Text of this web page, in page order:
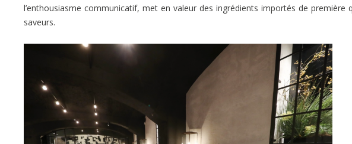
l’enthousiasme communicatif, met en valeur des ingrédients importés de
saveurs.